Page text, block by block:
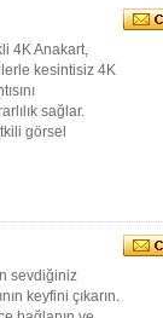
4K Anakart,
kesintisiz 4K
sağlar.
görsel
sevdiğiniz
keyfini çıkarın.